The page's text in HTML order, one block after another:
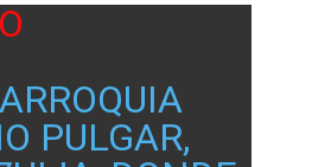
PULGAR,